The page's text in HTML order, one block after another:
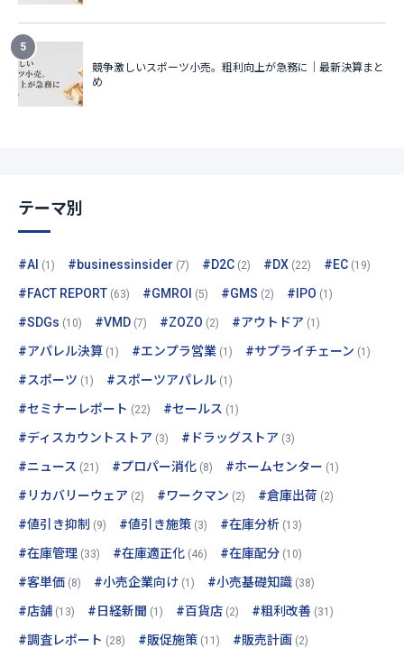
テーマ別
#AI (1) #businessinsider (7) #D2C (2) #DX (22) #EC (19)
#FACT REPORT (63) #GMROI (5) #GMS (2) #IPO (1)
#SDGs (10) #VMD (7) #ZOZO (2) #アウトドア (1)
#アパレル決算 (1) #エンプラ営業 (1) #サプライチェーン (1)
#スポーツ (1) #スポーツアパレル (1)
#セミナーレポート (22) #セールス (1)
#ディスカウントストア (3) #ドラッグストア (3)
#ニュース (21) #プロパー消化 (8) #ホームセンター (1)
#リカバリーウェア (2) #ワークマン (2) #倉庫出荷 (2)
#値引き抑制 (9) #値引き施策 (3) #在庫分析 (13)
#在庫管理 (33) #在庫適正化 (46) #在庫配分 (10)
#客単価 (8) #小売企業向け (1) #小売基礎知識 (38)
#店舗 (13) #日経新聞 (1) #百貨店 (2) #粗利改善 (31)
#調査レポート (28) #販促施策 (11) #販売計画 (2)